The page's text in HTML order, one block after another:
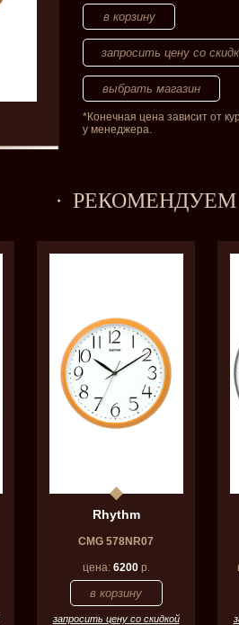
запросить цену со
*Конечная цена зависит от
у менеджера.
РЕКОМЕНДУЕМ
Rhythm
CMG 578NR07
цена: 6200р.
запросить цену со скидкой